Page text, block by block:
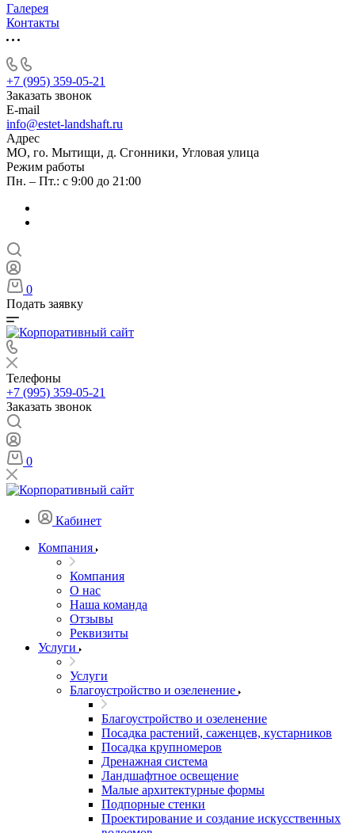
Галерея
Контакты
+7 (995) 359-05-21
Заказать звонок
E-mail
info@estet-landshaft.ru
Адрес
МО, го. Мытищи, д. Сгонники, Угловая улица
Режим работы
Пн. – Пт.: с 9:00 до 21:00
0
Подать заявку
Телефоны
+7 (995) 359-05-21
Заказать звонок
0
Кабинет
Компания
Компания
О нас
Наша команда
Отзывы
Реквизиты
Услуги
Услуги
Благоустройство и озеленение
Благоустройство и озеленение
Посадка растений, саженцев, кустарников
Посадка крупномеров
Дренажная система
Ландшафтное освещение
Малые архитектурные формы
Подпорные стенки
Проектирование и создание искусственных